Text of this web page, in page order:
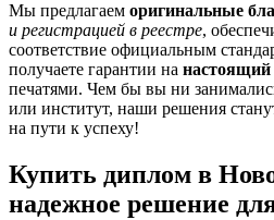
Мы предлагаем оригинальные
и регистрацией в реестре,
соответствие официальным
получаете гарантии на настоящий
печатями. Чем бы вы ни
или институт, наши решения
на пути к успеху!
Купить диплом в
надежное решение